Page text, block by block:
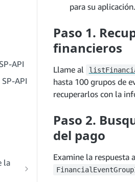
tu
de
API
API
la
para su aplicación.
Paso 1.
financieros
Llame al
hasta 100 grupos de
recuperarlos con la
Paso 2.
del pago
Examine la respuesta a